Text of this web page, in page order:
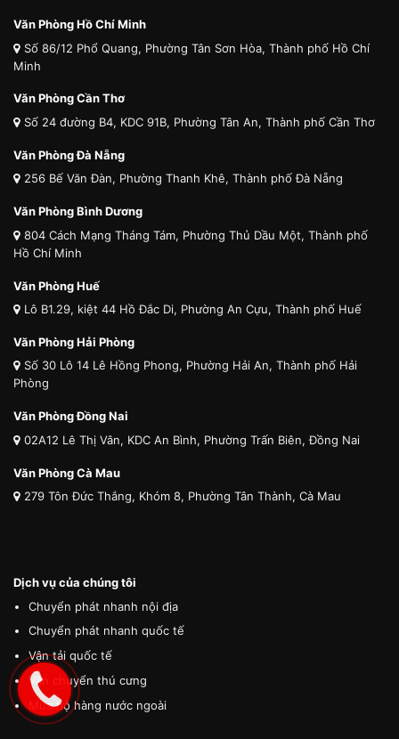
Văn Phòng Hồ Chí Minh
Số 86/12 Phổ Quang, Phường Tân Sơn Hòa, Thành phố Hồ Chí
Minh
Văn Phòng Cần Thơ
Số 24 đường B4, KDC 91B, Phường Tân An, Thành phố Cần Thơ
Văn Phòng Đà Nẵng
256 Bế Văn Đàn, Phường Thanh Khê, Thành phố Đà Nẵng
Văn Phòng Bình Dương
804 Cách Mạng Tháng Tám, Phường Thủ Dầu Một, Thành phố
Hồ Chí Minh
Văn Phòng Huế
Lô B1.29, kiệt 44 Hồ Đắc Di, Phường An Cựu, Thành phố Huế
Văn Phòng Hải Phòng
Số 30 Lô 14 Lê Hồng Phong, Phường Hải An, Thành phố Hải
Phòng
Văn Phòng Đồng Nai
02A12 Lê Thị Vân, KDC An Bình, Phường Trấn Biên, Đồng Nai
Văn Phòng Cà Mau
279 Tôn Đức Thắng, Khóm 8, Phường Tân Thành, Cà Mau
Dịch vụ của chúng tôi
Chuyển phát nhanh nội địa
Chuyển phát nhanh quốc tế
Vận tải quốc tế
Vận chuyển thú cưng
Mua hộ hàng nước ngoài